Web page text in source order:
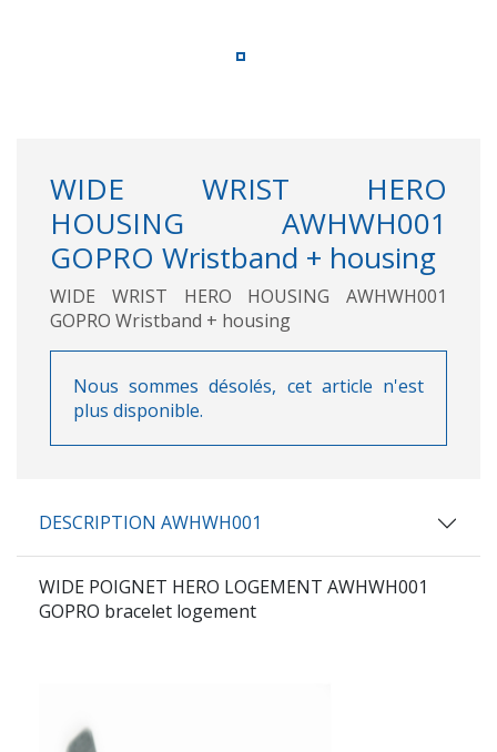
WIDE WRIST HERO
HOUSING AWHWH001
GOPRO Wristband + housing
WIDE WRIST HERO HOUSING AWHWH001
GOPRO Wristband + housing
Nous sommes désolés, cet article n'est
plus disponible.
DESCRIPTION AWHWH001
WIDE POIGNET HERO LOGEMENT AWHWH001
GOPRO bracelet logement